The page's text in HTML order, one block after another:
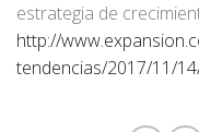
estrategia de
http://
tendencias/2017/11/